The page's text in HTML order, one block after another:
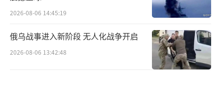
2026-08-06 14:45:19
俄乌战事进入新阶段 无人化战争开启
2026-08-06 13:42:48